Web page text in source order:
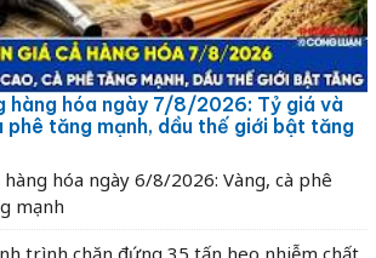
hàng hóa ngày 7/8/2026: Tỷ giá và
phê tăng mạnh, dầu thế giới bật tăng
hóa ngày 6/8/2026: Vàng, cà phê
mạnh